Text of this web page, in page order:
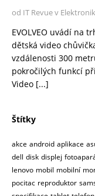
od IT Revue v
EVOLVEO uvádí na
dětská video
vzdálenosti 300
pokročilých funkcí
Video [...]
Štítky
akce android aplikace
dell disk displej
lenovo mobil mobilní
pocitac reproduktor